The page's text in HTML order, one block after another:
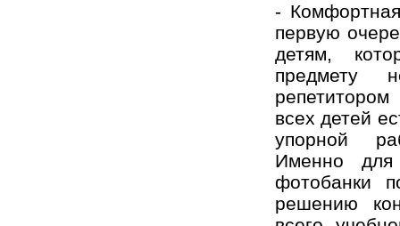
-
первую
детям,
предмету
всех детей
упорной
Именно
фотобанки
решению